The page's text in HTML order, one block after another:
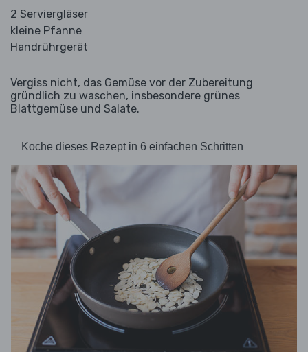
2 Serviergläser
kleine Pfanne
Handrührgerät
Vergiss nicht, das Gemüse vor der Zubereitung
gründlich zu waschen, insbesondere grünes
Blattgemüse und Salate.
Koche dieses Rezept in 6 einfachen Schritten